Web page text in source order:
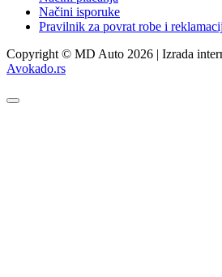
Načini isporuke
Pravilnik za povrat robe i
Copyright © MD Auto 2026 | Izrada
Avokado.rs